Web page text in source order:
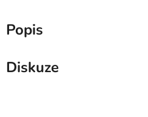
Popis
Diskuze